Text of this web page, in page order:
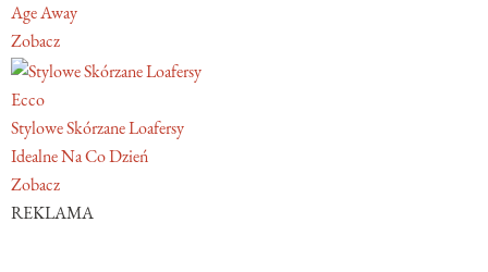
Age Away
Zobacz
Ecco
Stylowe Skórzane Loafersy
Idealne Na Co Dzień
Zobacz
REKLAMA